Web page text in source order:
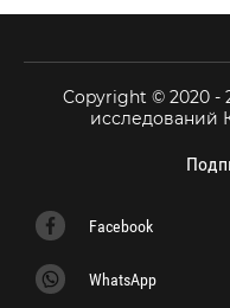
Copyright © 2020 -
исследований
Facebook
WhatsApp